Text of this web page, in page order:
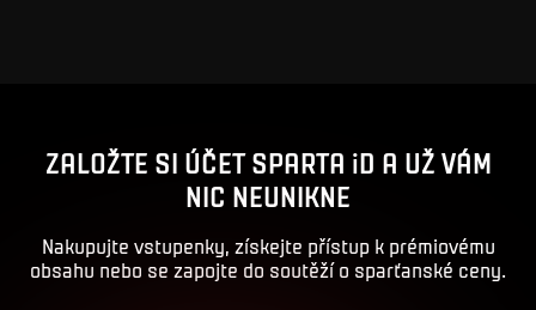
ZALOŽTE SI ÚČET SPARTA iD A UŽ VÁM
NIC NEUNIKNE
Nakupujte vstupenky, získejte přístup k prémiovému
obsahu nebo se zapojte do soutěží o sparťanské ceny.